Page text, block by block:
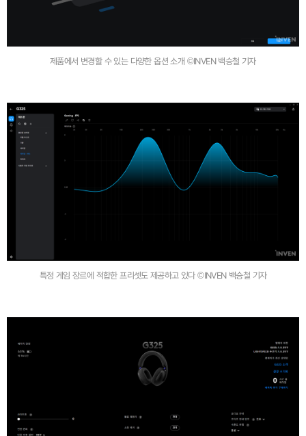
제품에서 변경할 수 있는 다양한 옵션 소개 ©INVEN 백승철 기자
특정 게임 장르에 적합한 프리셋도 제공하고 있다 ©INVEN 백승철 기자